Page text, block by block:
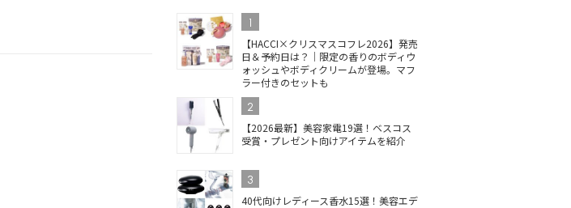
1
【HACCI×クリスマスコフレ2026】発売
日＆予約日は？｜限定の香りのボディウ
ォッシュやボディクリームが登場。マフ
ラー付きのセットも
2
【2026最新】美容家電19選！ベスコス
受賞・プレゼント向けアイテムを紹介
3
40代向けレディース香水15選！美容エデ